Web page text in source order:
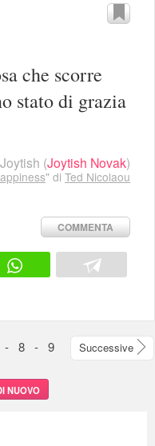
che scorre
stato di grazia
Joytish (Joytish Novak)
" di Ted Nicolaou
COMMENTA
- 8 - 9 Successive
NUOVO